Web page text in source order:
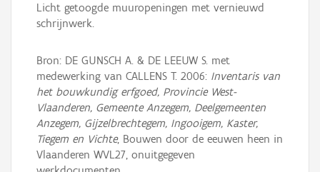
Licht getoogde muuropeningen met vernieuwd
schrijnwerk.
Bron: DE GUNSCH A. & DE LEEUW S. met
medewerking van CALLENS T. 2006: Inventaris van
het bouwkundig erfgoed, Provincie West-
Vlaanderen, Gemeente Anzegem, Deelgemeenten
Anzegem, Gijzelbrechtegem, Ingooigem, Kaster,
Tiegem en Vichte, Bouwen door de eeuwen heen in
Vlaanderen WVL27, onuitgegeven